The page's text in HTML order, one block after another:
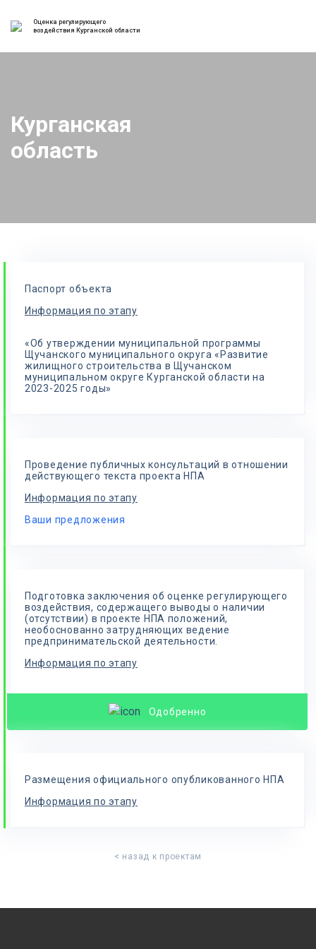
Оценка регулирующего
воздействия Курганской области
Курганская
область
Паспорт объекта
Информация по этапу
«Об утверждении муниципальной программы
Щучанского муниципального округа «Развитие
жилищного строительства в Щучанском
муниципальном округе Курганской области на
2023-2025 годы»
Проведение публичных консультаций в отношении
действующего текста проекта НПА
Информация по этапу
Ваши предложения
Подготовка заключения об оценке регулирующего
воздействия, содержащего выводы о наличии
(отсутствии) в проекте НПА положений,
необоснованно затрудняющих ведение
предпринимательской деятельности.
Информация по этапу
Одобренно
Размещения официального опубликованного НПА
Информация по этапу
< назад к проектам